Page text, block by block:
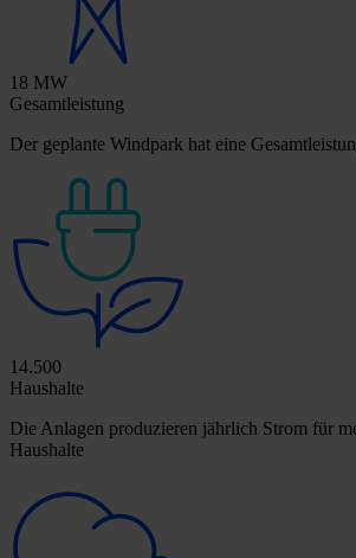
18 MW
Gesamtleistung
Der geplante Windpark hat eine
14.500
Haushalte
Die Anlagen produzieren jährlich Strom für
Haushalte